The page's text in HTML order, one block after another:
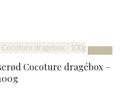
Udsolgt
Cocoture dragébox –